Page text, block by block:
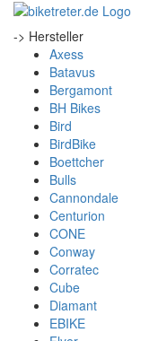
-> Hersteller
Axess
Batavus
Bergamont
BH Bikes
Bird
BirdBike
Boettcher
Bulls
Cannondale
Centurion
CONE
Conway
Corratec
Cube
Diamant
EBIKE